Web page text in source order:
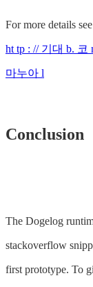
For more details
ht tp : // 기대 b.
마누아 l
Conclusion
The Dogelog
stackoverflow
first prototype. To